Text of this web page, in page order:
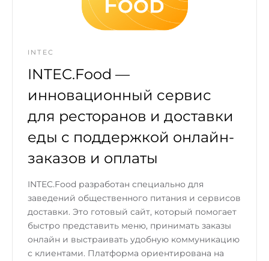
INTEC
INTEC.Food —
инновационный сервис
для ресторанов и доставки
еды с поддержкой онлайн-
заказов и оплаты
INTEC.Food разработан специально для
заведений общественного питания и сервисов
доставки. Это готовый сайт, который помогает
быстро представить меню, принимать заказы
онлайн и выстраивать удобную коммуникацию
с клиентами. Платформа ориентирована на